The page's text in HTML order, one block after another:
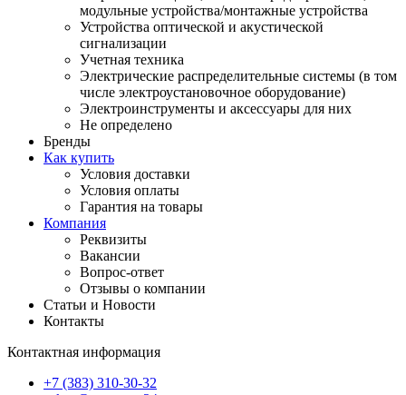
модульные устройства/монтажные устройства
Устройства оптической и акустической
сигнализации
Учетная техника
Электрические распределительные системы (в том
числе электроустановочное оборудование)
Электроинструменты и аксессуары для них
Не определено
Бренды
Как купить
Условия доставки
Условия оплаты
Гарантия на товары
Компания
Реквизиты
Вакансии
Вопрос-ответ
Отзывы о компании
Статьи и Новости
Контакты
Контактная информация
+7 (383) 310-30-32